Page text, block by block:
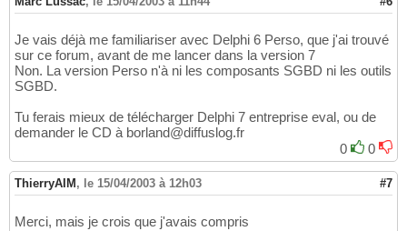
Je vais déjà me familiariser avec Delphi 6 Perso, que j'ai trouvé
sur ce forum, avant de me lancer dans la version 7
Non. La version Perso n'à ni les composants SGBD ni les outils
SGBD.
Tu ferais mieux de télécharger Delphi 7 entreprise eval, ou de
demander le CD à borland@diffuslog.fr
0
0
ThierryAIM , le 15/04/2003 à 12h03 #7
Merci, mais je crois que j'avais compris